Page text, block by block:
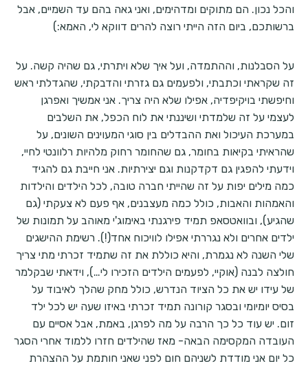
והכל נכון. הם מתוקים ומדהימים, ואני גאה בהם עד השמיים, אבל
ברשותכם, ביום הזה הייתי רוצה להרים דווקא לי, האמא:)
על הסבלנות, וההתמדה, ועל איך שלא ויתרתי, גם שהיה קשה. על
זה שקראתי וכתבתי, ולפעמים גם גזרתי והדבקתי, שהגדלתי ראש
וחיפשתי בויקיפדיה, אפילו שלא היה צריך. אני אמשיך ואפרגן
לעצמי על זה שלמדתי ושיננתי את לוח הכפל, את השלבים
במערכת העיכול ואת ההבדלים בין סוגי המעוינים השונים, על
שהראיתי בקיאות בחומר, גם שהחומר רחוק מלהיות רלוונטי לחיי,
וידעתי להפגין גם דקדקנות וגם יצירתיות. אני חייבת גם להגיד
כמה מילים יפות על זה שהייתי חברה טובה, לכל הילדים והילדות
והאמהות והאבות, כולל כמה מעצבנים, אף פעם לא צעקתי (גם
שהגיע), ובוואטסאפ תמיד פירגנתי באימוג'י מאוהב על תמונות של
ילדים אחרים ולא נגררתי אפילו לוויכוח אחד(!). רשימת ההישגים
שלי השנה לא נגמרת, והיא כוללת את זה שתמיד זכרתי מתי צריך
חולצה לבנה (אוקיי, לפעמים הילדים הזכירו לי…), וידאתי שבקלמר
של עידו יש את כל הציוד הנדרש, כולל מחק שהלך לאיבוד על
בסיס יומיומי ובסגר קורונה תמיד זכרתי באיזו שעה יש לכל ילד
זום. יש עוד כל כך הרבה על מה לפרגן, באמת, אבל אסיים עם
העובדה המקסימה הבאה- מאז שהילדים חזרו ללמוד אחרי הסגר
כל יום אני מודדת לשניהם חום לפני שאני חותמת על ההצהרת